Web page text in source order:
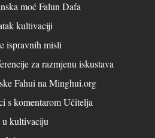
moć Falun Dafa
kultivaciji
ispravnih misli
za razmjenu iskustava
Fahui na Minghui.org
s komentarom Učitelja
kultivaciju